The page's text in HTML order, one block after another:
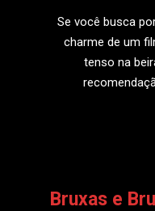
Se você busca
charme de um
tenso na
Bruxas e